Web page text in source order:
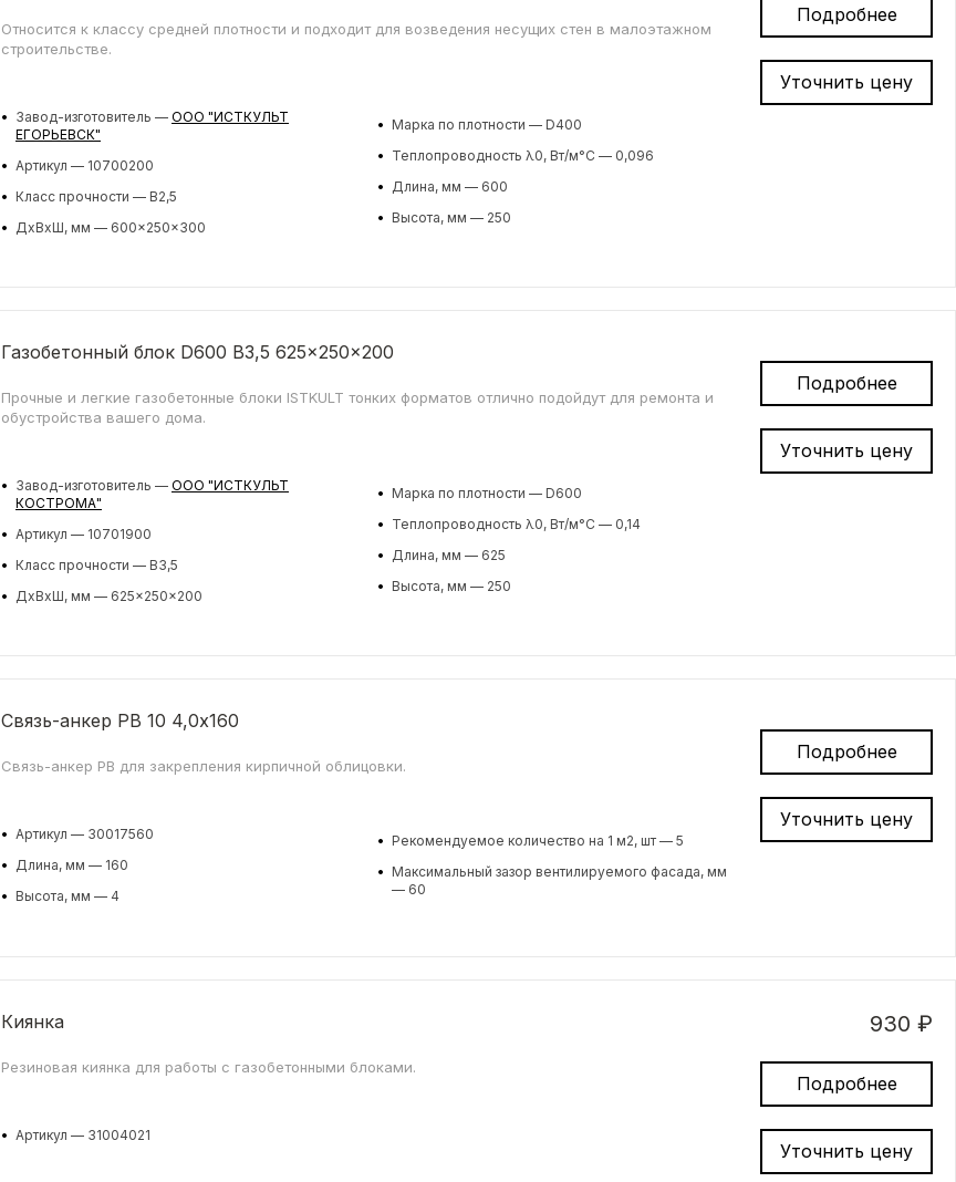
Подробнее
Уточнить цену
Относится к классу средней плотности и подходит для возведения несущих стен в малоэтажном
строительстве.
• Завод-изготовитель — ООО "ИСТКУЛЬТ
ЕГОРЬЕВСК"
• Артикул — 10700200
• Класс прочности — B2,5
• ДхВхШ, мм — 600x250x300
• Марка по плотности — D400
• Теплопроводность λ0, Вт/м°С — 0,096
• Длина, мм — 600
• Высота, мм — 250
Подробнее
Уточнить цену
Газобетонный блок D600 B3,5 625x250x200
Прочные и легкие газобетонные блоки ISTKULT тонких форматов отлично подойдут для ремонта и
обустройства вашего дома.
• Завод-изготовитель — ООО "ИСТКУЛЬТ
КОСТРОМА"
• Артикул — 10701900
• Класс прочности — B3,5
• ДхВхШ, мм — 625x250x200
• Марка по плотности — D600
• Теплопроводность λ0, Вт/м°С — 0,14
• Длина, мм — 625
• Высота, мм — 250
Подробнее
Уточнить цену
Связь-анкер PB 10 4,0x160
Связь-анкер PB для закрепления кирпичной облицовки.
• Артикул — 30017560
• Длина, мм — 160
• Высота, мм — 4
• Рекомендуемое количество на 1 м2, шт — 5
• Максимальный зазор вентилируемого фасада, мм
— 60
930 ₽
Подробнее
Уточнить цену
Киянка
Резиновая киянка для работы с газобетонными блоками.
• Артикул — 31004021